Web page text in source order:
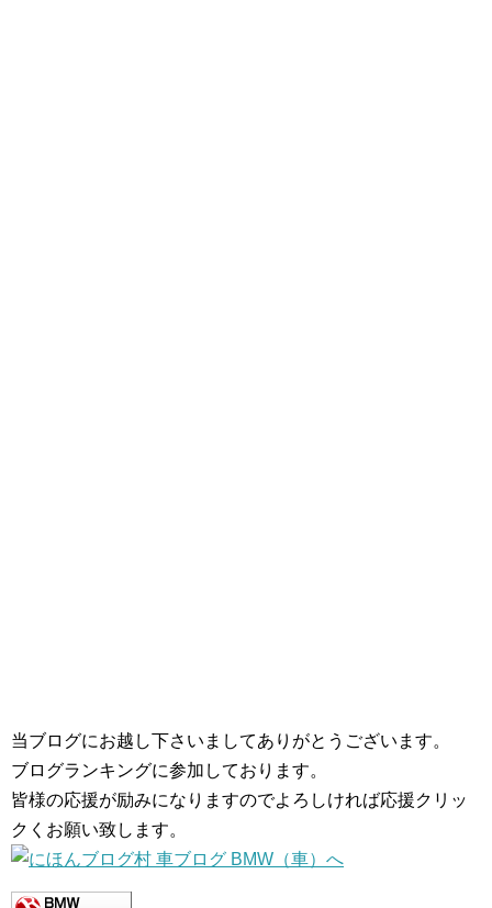
当ブログにお越し下さいましてありがとうございます。
ブログランキングに参加しております。
皆様の応援が励みになりますのでよろしければ応援クリッ
クくお願い致します。